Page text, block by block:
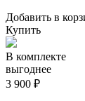
Добавить в
Купить
В комплекте
выгоднее
3 900 ₽